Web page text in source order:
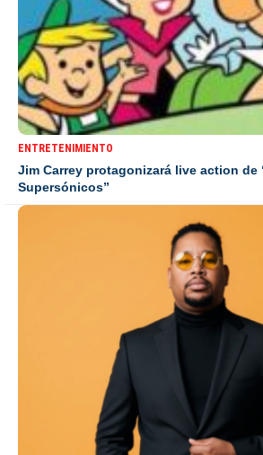
ENTRETENIMIENTO
Jim Carrey protagonizará live action de
Supersónicos”